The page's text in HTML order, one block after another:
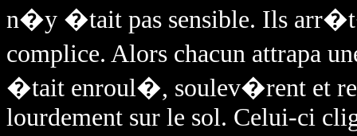
n�y �tait pas sensible. Ils
complice. Alors chacun attrapa
�tait enroul�, soulev�rent et
lourdement sur le sol. Celui-ci